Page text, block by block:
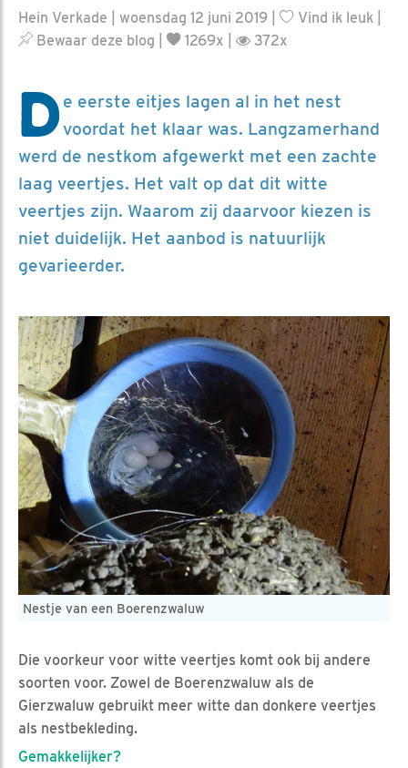
Hein Verkade | woensdag 12 juni 2019 | Vind ik leuk
Bewaar deze blog
1269x | 372x
De eerste eitjes lagen al in het nest
voordat het klaar was. Langzamerhand
werd de nestkom afgewerkt met een zachte
laag veertjes. Het valt op dat dit witte
veertjes zijn. Waarom zij daarvoor kiezen is
niet duidelijk. Het aanbod is natuurlijk
gevarieerder.
Nestje van een Boerenzwaluw
Die voorkeur voor witte veertjes komt ook bij andere
soorten voor. Zowel de Boerenzwaluw als de
Gierzwaluw gebruikt meer witte dan donkere veertjes
als nestbekleding.
Gemakkelijker?